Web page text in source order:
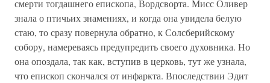
смерти тогдашнего епископа, Вордсворта. Мисс Оливер
знала о птичьих знамениях, и когда она увидела белую
стаю, то сразу повернула обратно, к Солсберийскому
собору, намереваясь предупредить своего духовника. Но
она опоздала, так как, вступив в церковь, тут же узнала,
что епископ скончался от инфаркта. Впоследствии Эдит